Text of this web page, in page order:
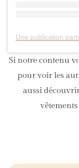
Si notre contenu
pour voir les
aussi